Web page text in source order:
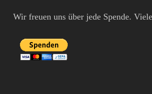
Wir freuen uns über jede Spende.